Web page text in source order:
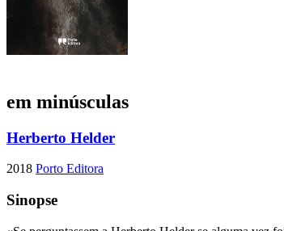
em minúsculas
Herberto Helder
2018 Porto Editora
Sinopse